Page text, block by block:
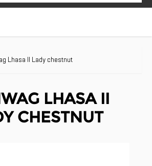
Lhasa II Lady chestnut
LHASA II
CHESTNUT